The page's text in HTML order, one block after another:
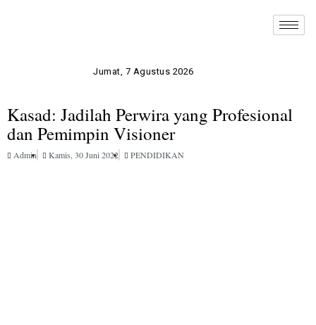
Jumat, 7 Agustus 2026
Kasad: Jadilah Perwira yang Profesional
dan Pemimpin Visioner
Admin Kamis, 30 Juni 2022 PENDIDIKAN